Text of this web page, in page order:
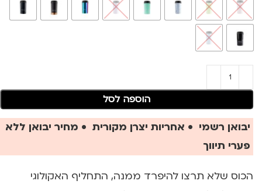
הוספה לסל
יבואן רשמי • אחריות יצרן מקורית • מחיר יבואן ללא
פערי תיווך
הכוס שלא תרצו להיפרד ממנה, התחליף האקולוגי